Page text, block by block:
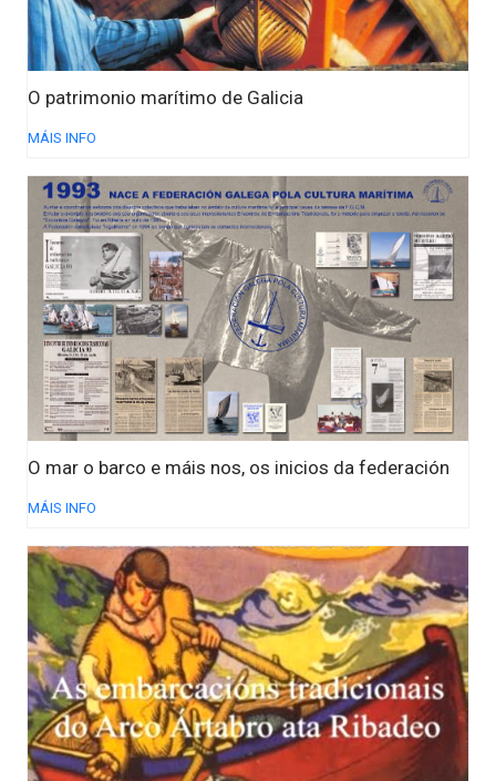
O patrimonio marítimo de Galicia
MÁIS INFO
O mar o barco e máis nos, os inicios da federación
MÁIS INFO